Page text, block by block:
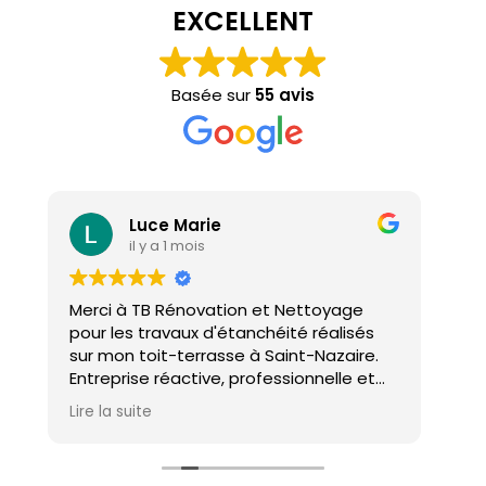
EXCELLENT
Basée sur 55 avis
Luce Marie
il y a 1 mois
Merci à TB Rénovation et Nettoyage
pour les travaux d'étanchéité réalisés
sur mon toit-terrasse à Saint-Nazaire.
Entreprise réactive, professionnelle et
agréable. Le travail a été réalisé avec
soin et dans les délais. Je recommande
Lire la suite